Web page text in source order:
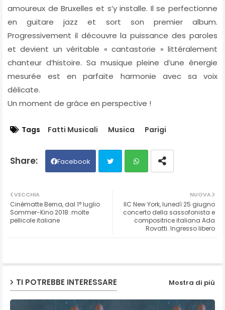
amoureux de Bruxelles et s’y installe. Il se perfectionne
en guitare jazz et sort son premier album.
Progressivement il découvre la puissance des paroles
et devient un véritable « cantastorie » littéralement
chanteur d’histoire. Sa musique pleine d’une énergie
mesurée est en parfaite harmonie avec sa voix
délicate.
Un moment de grâce en perspective !
Tags Fatti Musicali Musica Parigi
Facebook
ats
NUOVA
IIC New York, lunedì 25 giugno
concerto della sassofonista e
compositrice italiana Ada
Rovatti. Ingresso libero
VECCHIA
Cinématte Berna, dal 1° luglio
Sommer-Kino 2018: molte
pellicole italiane
TI POTREBBE INTERESSARE Mostra di più